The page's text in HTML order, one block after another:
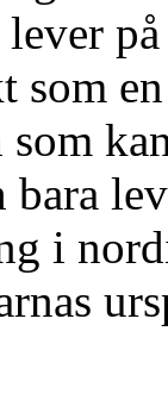
lever
som
bara
i